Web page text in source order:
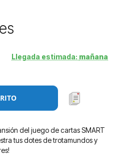
Llegada estimada: mañana
del juego de cartas SMART
tus dotes de trotamundos y